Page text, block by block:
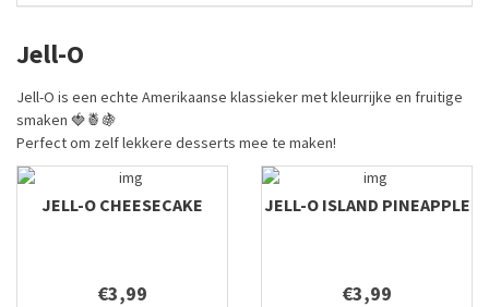
Jell-O
Jell-O is een echte Amerikaanse klassieker met kleurrijke en fruitige
smaken 🍓🍍🍇
Perfect om zelf lekkere desserts mee te maken!
JELL-O CHEESECAKE
€3,99
JELL-O ISLAND PINEAPPLE
€3,99